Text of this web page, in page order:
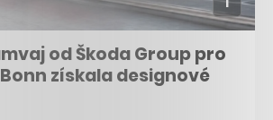
od Škoda Group pro
získala designové